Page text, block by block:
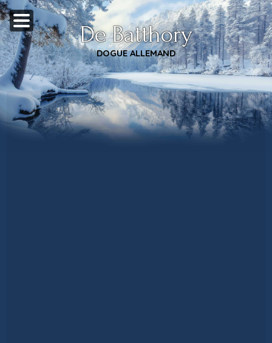
De Batthory
DOGUE ALLEMAND